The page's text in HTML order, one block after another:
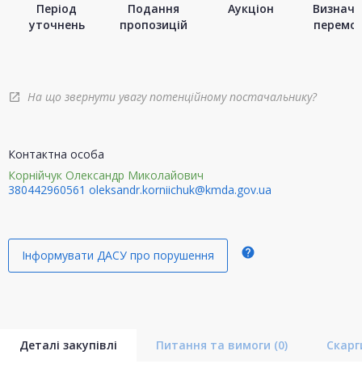
Період
уточнень
Подання
пропозицій
Аукціон
open_in_new На що звернути увагу потенційному постачальнику?
Контактна особа
Корнійчук Олександр Миколайович
380442960561 oleksandr.korniichuk@kmda.gov.ua
Інформувати ДАСУ про порушення help
Деталі закупівлі Питання та вимоги (0)